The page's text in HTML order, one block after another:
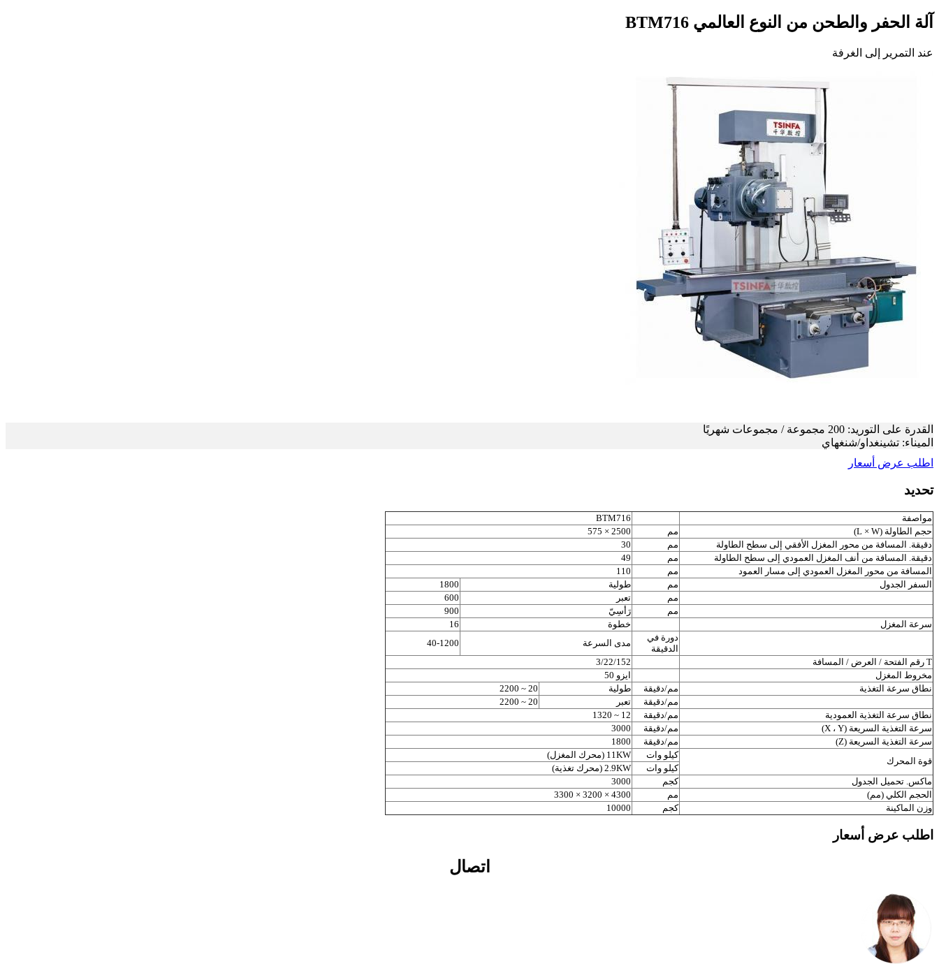
آلة الحفر والطحن من النوع العالمي BTM716
عند التمرير إلى الغرفة
القدرة على التوريد: 200 مجموعة / مجموعات شهريًا
الميناء: تشينغداو/شنغهاي
اطلب عرض أسعار
تحديد
مواصفة
BTM716
حجم الطاولة (L × W)
مم
2500 × 575
دقيقة. المسافة من محور المغزل الأفقي إلى سطح الطاولة
مم
30
دقيقة. المسافة من أنف المغزل العمودي إلى سطح الطاولة
مم
49
المسافة من محور المغزل العمودي إلى مسار العمود
مم
110
السفر الجدول
مم طولية
1800
مم
تعبر
600
مم
رَأسِيّ
900
سرعة المغزل
خطوة
16
دورة في
الدقيقة
مدى السرعة
40-1200
T رقم الفتحة / العرض / المسافة
3/22/152
مخروط المغزل
ايزو 50
نطاق سرعة التغذية
مم/دقيقة طولية
20 ~ 2200
مم/دقيقة
تعبر
20 ~ 2200
نطاق سرعة التغذية العمودية
مم/دقيقة
12 ~ 1320
سرعة التغذية السريعة (X ، Y)
مم/دقيقة
3000
سرعة التغذية السريعة (Z)
مم/دقيقة
1800
قوة المحرك
كيلو وات
11KW (محرك المغزل)
كيلو وات
2.9KW (محرك تغذية)
ماكس. تحميل الجدول
كجم
3000
الحجم الكلي (مم)
مم
4300 × 3200 × 3300
وزن الماكينة
كجم 10000
اطلب عرض أسعار
اتصال